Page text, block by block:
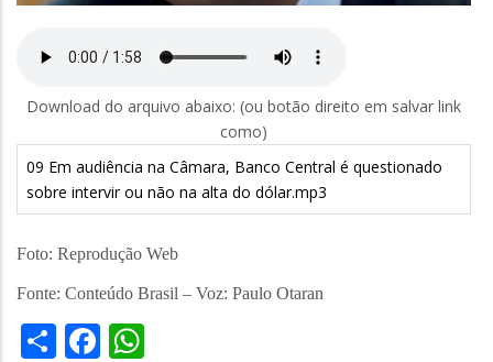
Download do arquivo abaixo: (ou botão direito em salvar link
como)
09 Em audiência na Câmara, Banco Central é questionado
sobre intervir ou não na alta do dólar.mp3
Foto: Reprodução Web
Fonte: Conteúdo Brasil – Voz: Paulo Otaran
ShareFacebook